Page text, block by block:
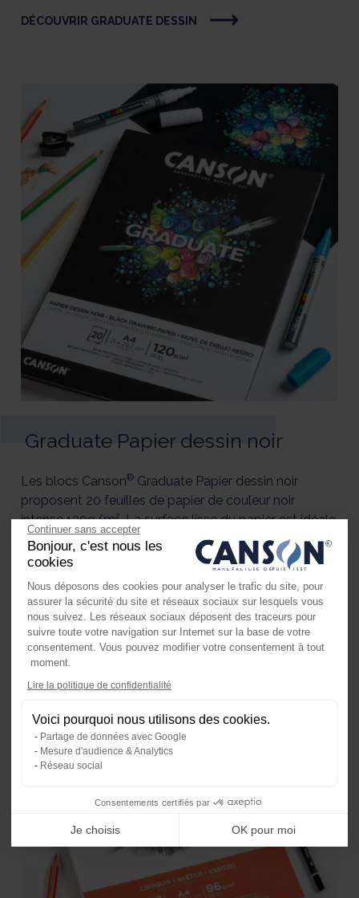
DÉCOUVRIR GRADUATE DESSIN
Graduate Papier dessin noir
Les blocs Canson® Graduate Papier dessin noir
proposent 20 feuilles de papier de couleur noir
intense 120g/m². La surface lisse du papier est idéale
pour le dessin au crayon et au feutre...
DÉCOUVRIR GRADUATE PAPIER DESSIN NOIR
Continuer sans accepter
Bonjour, c'est nous les
cookies
Nous déposons des cookies pour analyser le trafic du site, pour
assurer la sécurité du site et réseaux sociaux sur lesquels vous
nous suivez. Les réseaux sociaux déposent des traceurs pour
suivre toute votre navigation sur Internet sur la base de votre
consentement. Vous pouvez modifier votre consentement à tout
moment.
Lire la politique de confidentialité
Voici pourquoi nous utilisons des cookies.
Partage de données avec Google
Mesure d'audience & Analytics
Réseau social
Consentements certifiés par
Je choisis OK pour moi
Axeptio consent
Notre plateforme vous permet